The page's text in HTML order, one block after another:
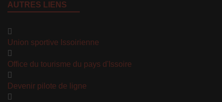
AUTRES LIENS
Union sportive Issoirienne
Office du tourisme du pays d'Issoire
Devenir pilote de ligne